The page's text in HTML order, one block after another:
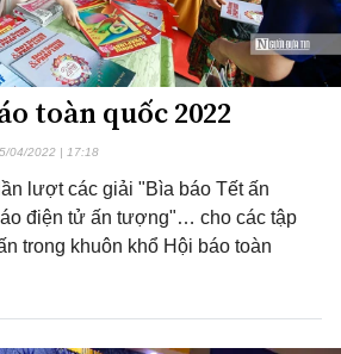
toàn quốc 2022
04/2022 | 17:18
lượt các giải "Bìa báo Tết ấn
điện tử ấn tượng"… cho các tập
trong khuôn khổ Hội báo toàn